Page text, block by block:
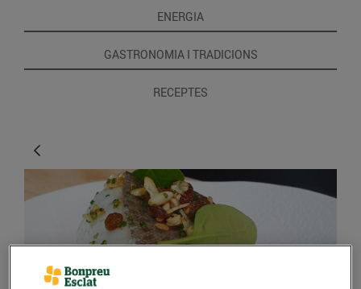
ENERGIA
GASTRONOMIA I TRADICIONS
RECEPTES